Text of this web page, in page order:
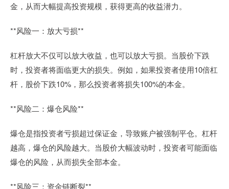
金，从而大幅提高投资规模，获得更高的收益潜力。
**风险一：放大亏损**
杠杆放大不仅可以放大收益，也可以放大亏损。当股价下跌
时，投资者将面临更大的损失。例如，如果投资者使用10倍杠
杆，股价下跌10%，那么投资者将损失100%的本金。
**风险二：爆仓风险**
爆仓是指投资者亏损超过保证金，导致账户被强制平仓。杠杆
越高，爆仓的风险越大。当股价大幅波动时，投资者可能面临
爆仓的风险，从而损失全部本金。
**风险三：资金链断裂**